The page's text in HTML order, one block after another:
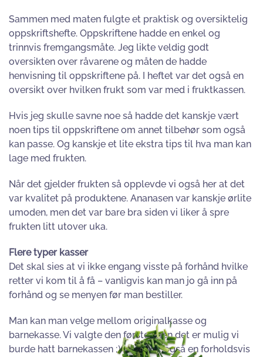
Sammen med maten fulgte et praktisk og oversiktelig
oppskriftshefte. Oppskriftene hadde en enkel og
trinnvis fremgangsmåte. Jeg likte veldig godt
oversikten over råvarene og måten de hadde
henvisning til oppskriftene på. I heftet var det også en
oversikt over hvilken frukt som var med i fruktkassen.
Hvis jeg skulle savne noe så hadde det kanskje vært
noen tips til oppskriftene om annet tilbehør som også
kan passe. Og kanskje et lite ekstra tips til hva man kan
lage med frukten.
Når det gjelder frukten så opplevde vi også her at det
var kvalitet på produktene. Ananasen var kanskje ørlite
umoden, men det var bare bra siden vi liker å spre
frukten litt utover uka.
Flere typer kasser
Det skal sies at vi ikke engang visste på forhånd hvilke
retter vi kom til å få – vanligvis kan man jo gå inn på
forhånd og se menyen før man bestiller.
Man kan man velge mellom originalkasse og
barnekasse. Vi valgte den første, men det er mulig vi
burde hatt barnekassen ;) Vi er nok også en forholdsvis